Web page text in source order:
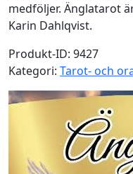
medföljer. Änglatarot
Karin Dahlqvist.
Produkt-ID: 9427
Kategori: Tarot- och